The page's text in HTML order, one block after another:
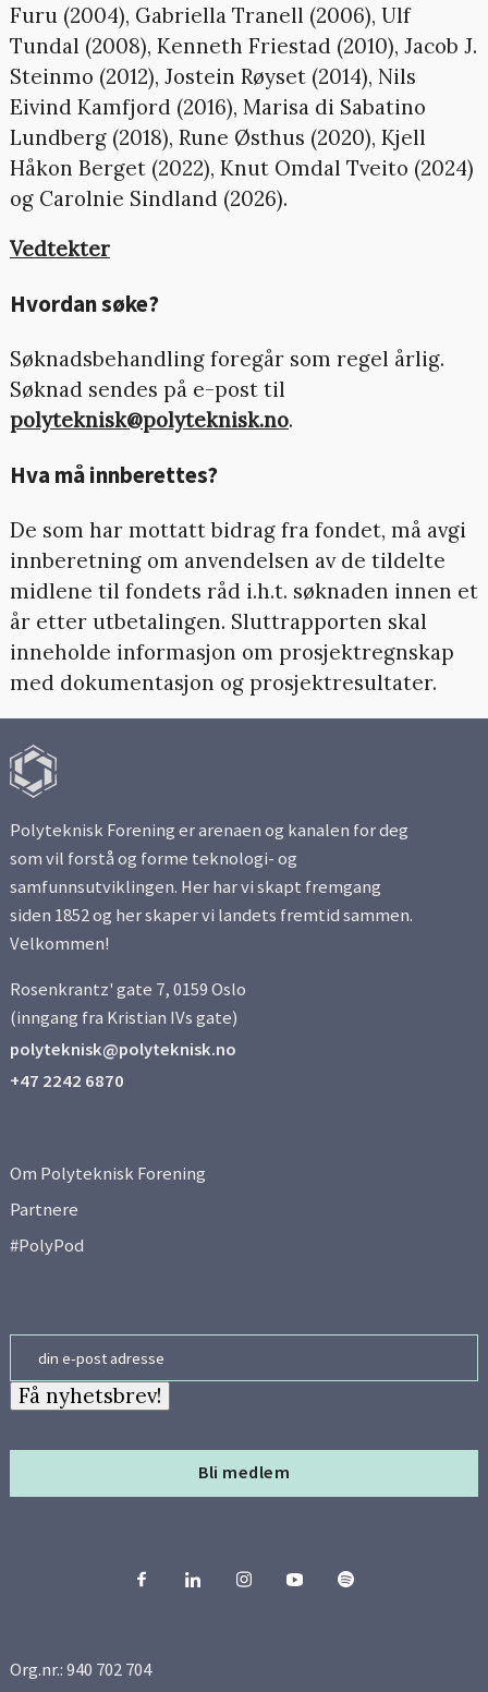
Furu (2004), Gabriella Tranell (2006), Ulf
Tundal (2008), Kenneth Friestad (2010), Jacob J.
Steinmo (2012), Jostein Røyset (2014), Nils
Eivind Kamfjord (2016), Marisa di Sabatino
Lundberg (2018), Rune Østhus (2020), Kjell
Håkon Berget (2022), Knut Omdal Tveito (2024)
og Carolnie Sindland (2026).
Vedtekter
Hvordan søke?
Søknadsbehandling foregår som regel årlig.
Søknad sendes på e-post til
polyteknisk@polyteknisk.no.
Hva må innberettes?
De som har mottatt bidrag fra fondet, må avgi
innberetning om anvendelsen av de tildelte
midlene til fondets råd i.h.t. søknaden innen et
år etter utbetalingen. Sluttrapporten skal
inneholde informasjon om prosjektregnskap
med dokumentasjon og prosjektresultater.
Polyteknisk Forening er arenaen og kanalen for deg
som vil forstå og forme teknologi- og
samfunnsutviklingen. Her har vi skapt fremgang
siden 1852 og her skaper vi landets fremtid sammen.
Velkommen!
Rosenkrantz' gate 7, 0159 Oslo
(inngang fra Kristian IVs gate)
polyteknisk@polyteknisk.no
+47 2242 6870
Om Polyteknisk Forening
Partnere
#PolyPod
Bli medlem
Få nyhetsbrev!
Org.nr.: 940 702 704